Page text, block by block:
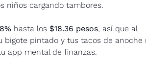
niños cargando tambores.
hasta los $18.36 pesos, así que al
bigote pintado y tus tacos de anoche
app mental de finanzas.